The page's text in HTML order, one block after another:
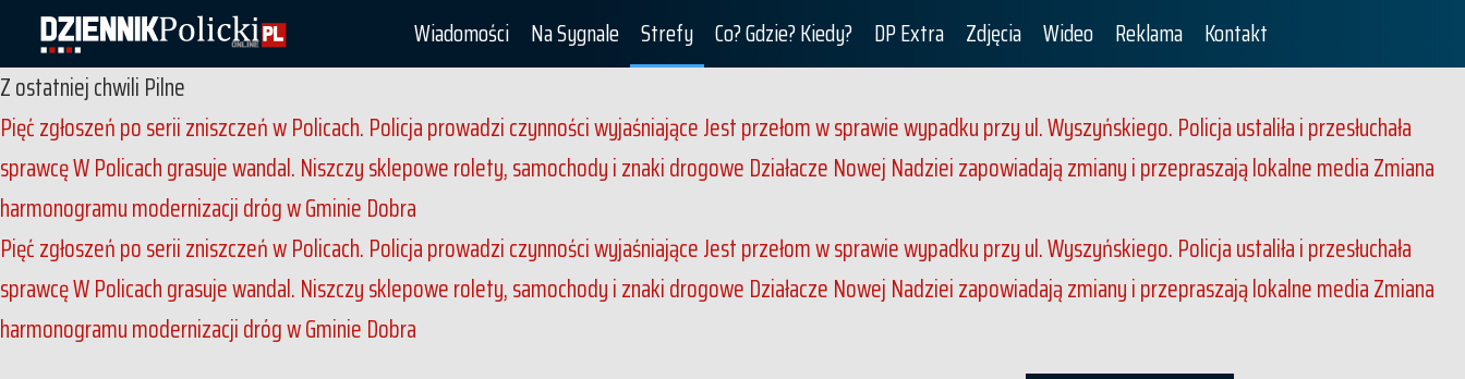
Wiadomości Na Sygnale Strefy Co? Gdzie? Kiedy? DP Extra Zdjęcia Wideo Reklama Kontakt
Z ostatniej chwili Pilne
Pięć zgłoszeń po serii zniszczeń w Policach. Policja prowadzi czynności wyjaśniająceJest przełom w sprawie wypadku przy ul. Wyszyńskiego. Policja ustaliła i przesłuchała
sprawcęW Policach grasuje wandal. Niszczy sklepowe rolety, samochody i znaki drogowe Działacze Nowej Nadziei zapowiadają zmiany i przepraszają lokalne mediaZmiana
harmonogramu modernizacji dróg w Gminie Dobra
Pięć zgłoszeń po serii zniszczeń w Policach. Policja prowadzi czynności wyjaśniająceJest przełom w sprawie wypadku przy ul. Wyszyńskiego. Policja ustaliła i przesłuchała
sprawcęW Policach grasuje wandal. Niszczy sklepowe rolety, samochody i znaki drogowe Działacze Nowej Nadziei zapowiadają zmiany i przepraszają lokalne mediaZmiana
harmonogramu modernizacji dróg w Gminie Dobra